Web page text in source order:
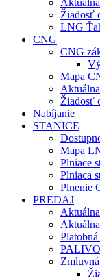
Žiadosť
LNG
CNG
CNG
Mapa
Žiadosť
Nabíjanie
STANICE
Mapa
Plniace
Plniaca
Plnenie
PREDAJ